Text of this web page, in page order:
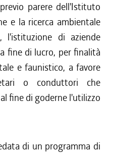
parere dell'Istituto
e la ricerca ambientale
l'istituzione di aziende
fine di lucro, per finalità
e faunistico, a favore
o conduttori che
fine di goderne l'utilizzo
di un programma di